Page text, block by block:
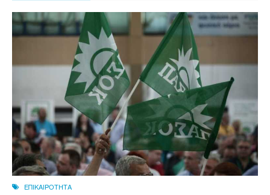
ΕΠΙΚΑΙΡΟΤΗΤΑ